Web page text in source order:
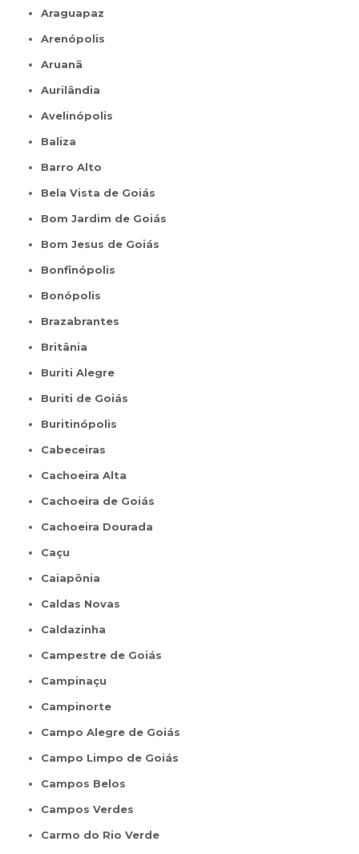
Araguapaz
Arenópolis
Aruanã
Aurilândia
Avelinópolis
Baliza
Barro Alto
Bela Vista de Goiás
Bom Jardim de Goiás
Bom Jesus de Goiás
Bonfinópolis
Bonópolis
Brazabrantes
Britânia
Buriti Alegre
Buriti de Goiás
Buritinópolis
Cabeceiras
Cachoeira Alta
Cachoeira de Goiás
Cachoeira Dourada
Caçu
Caiapônia
Caldas Novas
Caldazinha
Campestre de Goiás
Campinaçu
Campinorte
Campo Alegre de Goiás
Campo Limpo de Goiás
Campos Belos
Campos Verdes
Carmo do Rio Verde